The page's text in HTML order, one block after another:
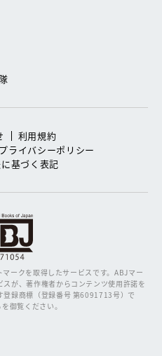
利用規約
プライバシーポリシー
基づく表記
ークを取得したサービスです。ABJマー
が、著作権者からコンテンツ使用許諾を
登録商標（登録番号 第6091713号）で
御覧ください。